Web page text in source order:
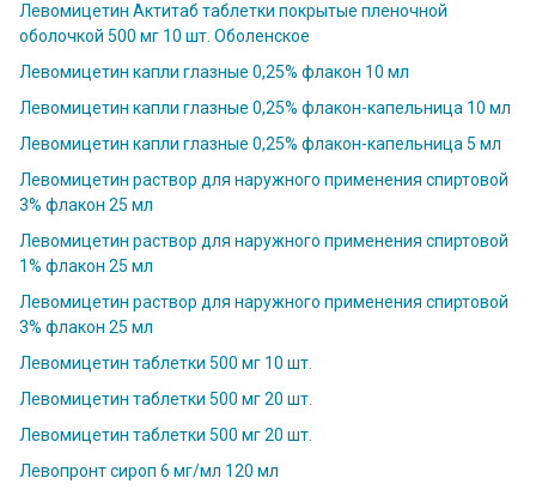
Левомицетин Актитаб таблетки покрытые пленочной
оболочкой 500 мг 10 шт. Оболенское
Левомицетин капли глазные 0,25% флакон 10 мл
Левомицетин капли глазные 0,25% флакон-капельница 10 мл
Левомицетин капли глазные 0,25% флакон-капельница 5 мл
Левомицетин раствор для наружного применения спиртовой
3% флакон 25 мл
Левомицетин раствор для наружного применения спиртовой
1% флакон 25 мл
Левомицетин раствор для наружного применения спиртовой
3% флакон 25 мл
Левомицетин таблетки 500 мг 10 шт.
Левомицетин таблетки 500 мг 20 шт.
Левомицетин таблетки 500 мг 20 шт.
Левопронт сироп 6 мг/мл 120 мл